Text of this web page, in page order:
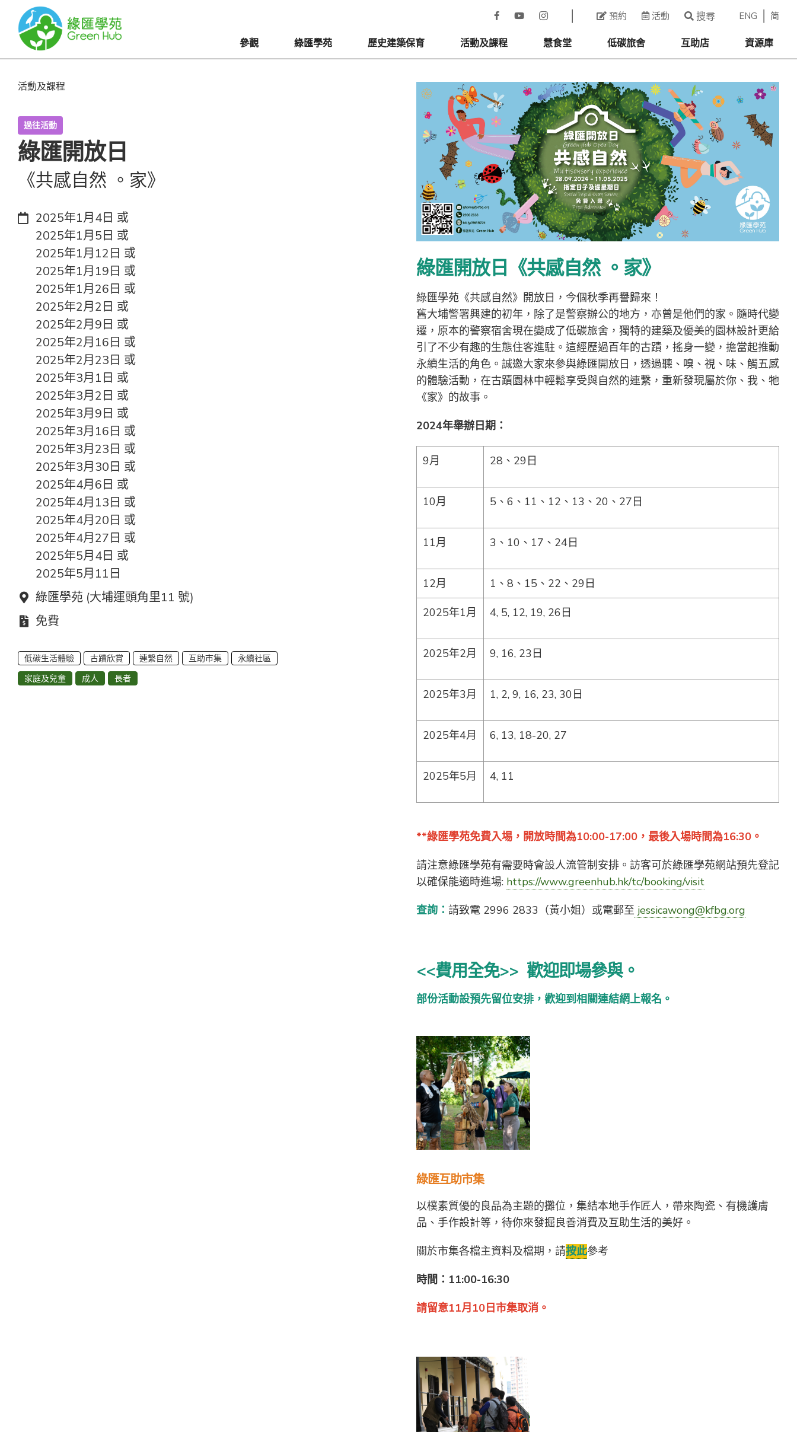
預約 活動 搜尋 ENG 简
參觀 綠匯學苑 歷史建築保育 活動及課程 慧食堂 低碳旅舍 互助店 資源庫
活動及課程
過往活動
綠匯開放日
《共感自然 。家》
日期：
2025年1月4日 或
2025年1月5日 或
2025年1月12日 或
2025年1月19日 或
2025年1月26日 或
2025年2月2日 或
2025年2月9日 或
2025年2月16日 或
2025年2月23日 或
2025年3月1日 或
2025年3月2日 或
2025年3月9日 或
2025年3月16日 或
2025年3月23日 或
2025年3月30日 或
2025年4月6日 或
2025年4月13日 或
2025年4月20日 或
2025年4月27日 或
2025年5月4日 或
2025年5月11日
地點：
綠匯學苑 (大埔運頭角里11 號)
費用：
免費
低碳生活體驗 古蹟欣賞 連繫自然 互助市集
永續社區
家庭及兒童
成人 長者
綠匯開放日《共感自然 。家》
綠匯學苑《共感自然》開放日，今個秋季再譽歸來！
舊大埔警署興建的初年，除了是警察辦公的地方，亦曾是他們的家。隨時代變
遷，原本的警察宿舍現在變成了低碳旅舍，獨特的建築及優美的園林設計更給
引了不少有趣的生態住客進駐。這經歷過百年的古蹟，搖身一變，擔當起推動
永續生活的角色。誠邀大家來參與綠匯開放日，透過聽、嗅、視、味、觸五感
的體驗活動，在古蹟園林中輕鬆享受與自然的連繫，重新發現屬於你、我、牠
《家》的故事。
2024年舉辦日期：
9月 28、29日
10月 5、6、11、12、13、20、27日
11月 3、10、17、24日
12月 1、8、15、22、29日
2025年1月 4, 5, 12, 19, 26日
2025年2月 9, 16, 23日
2025年3月 1, 2, 9, 16, 23, 30日
2025年4月 6, 13, 18-20, 27
2025年5月 4, 11
**綠匯學苑免費入埸，開放時間為10:00-17:00，最後入場時間為16:30。
請注意綠匯學苑有需要時會設人流管制安排。訪客可於綠匯學苑網站預先登記
以確保能適時進場: https://www.greenhub.hk/tc/booking/visit
查詢： 請致電 2996 2833（黃小姐）或電郵至 jessicawong@kfbg.org
<<費用全免>> 歡迎即場參與。
部份活動設預先留位安排，歡迎到相關連結網上報名。
綠匯互助市集
以樸素質優的良品為主題的攤位，集結本地手作匠人，帶來陶瓷、有機護膚
品、手作設計等，待你來發掘良善消費及互助生活的美好。
關於市集各檔主資料及檔期，請按此參考
時間：11:00-16:30
請留意11月10日市集取消。